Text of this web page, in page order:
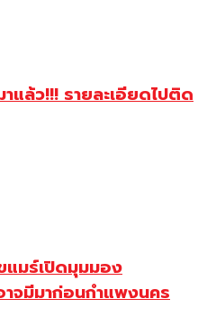
แล้ว!!! รายละเอียดไปติด
แมร์เปิดมุมมอง
าจมีมาก่อนกำแพงนคร